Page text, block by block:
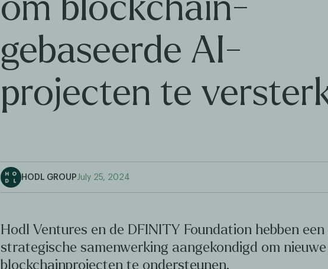
om blockchain-
gebaseerde AI-
projecten te
HODL GROUP July 25, 2024
Hodl Ventures en de DFINITY Foundation hebben een
strategische samenwerking aangekondigd om
blockchainprojecten te ondersteunen.